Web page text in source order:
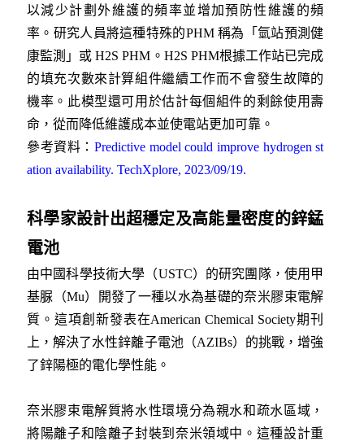
以減少計劃外維護的頻率並增加預防性維護的頻
率。研究人員將這種特殊的PHM 稱為「氫站預測健
康監測」或 H2S PHM。H2S PHM根據工作站已完成
的填充次數來計算組件繼續工作而不會發生故障的
機率。此模型還可用於估計每個組件的剩餘使用壽
命，從而降低維護成本並使電站更加可靠。
參考資料：Predictive model could improve hydrogen st
ation availability. TechXplore, 2023/09/19.
科學家設計出超穩定及高能量密度的鋅錳
電池
由中國科學技術大學（USTC）的研究團隊，使用甲
基脲（Mu）開發了一種以水為基礎的奈米膠束電解
質。這項創新發表在American Chemical Society期刊
上，解決了水性鋅離子電池（AZIBs）的挑戰，增強
了鋅陽極的電化學性能。
奈米膠束電解質將水性環境分為親水和疏水區域，
將陽離子和陰離子封裝到奈米領域中。這種設計重